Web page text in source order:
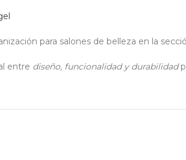
para salones de belleza en la
entre diseño, funcionalidad y durabilidad